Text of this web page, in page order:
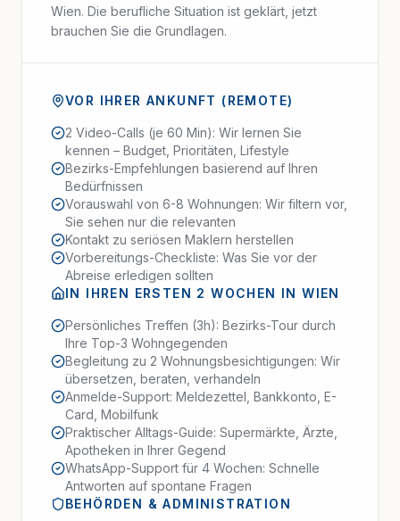
Wien. Die berufliche Situation ist geklärt, jetzt
brauchen Sie die Grundlagen.
VOR IHRER ANKUNFT (REMOTE)
2 Video-Calls (je 60 Min): Wir lernen Sie
kennen – Budget, Prioritäten, Lifestyle
Bezirks-Empfehlungen basierend auf Ihren
Bedürfnissen
Vorauswahl von 6-8 Wohnungen: Wir filtern vor,
Sie sehen nur die relevanten
Kontakt zu seriösen Maklern herstellen
Vorbereitungs-Checkliste: Was Sie vor der
Abreise erledigen sollten
IN IHREN ERSTEN 2 WOCHEN IN WIEN
Persönliches Treffen (3h): Bezirks-Tour durch
Ihre Top-3 Wohngegenden
Begleitung zu 2 Wohnungsbesichtigungen: Wir
übersetzen, beraten, verhandeln
Anmelde-Support: Meldezettel, Bankkonto, E-
Card, Mobilfunk
Praktischer Alltags-Guide: Supermärkte, Ärzte,
Apotheken in Ihrer Gegend
WhatsApp-Support für 4 Wochen: Schnelle
Antworten auf spontane Fragen
BEHÖRDEN & ADMINISTRATION